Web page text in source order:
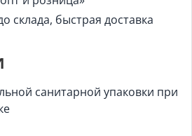
склада, быстрая доставка
санитарной упаковки при